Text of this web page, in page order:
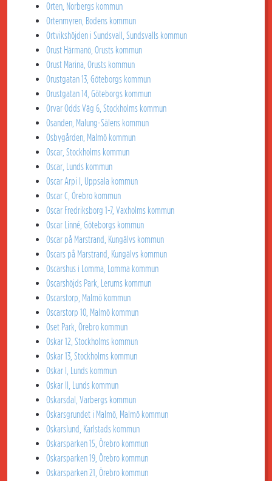
Orten, Norbergs kommun
Ortenmyren, Bodens kommun
Ortvikshöjden i Sundsvall, Sundsvalls kommun
Orust Härmanö, Orusts kommun
Orust Marina, Orusts kommun
Orustgatan 13, Göteborgs kommun
Orustgatan 14, Göteborgs kommun
Orvar Odds Väg 6, Stockholms kommun
Osanden, Malung-Sälens kommun
Osbygården, Malmö kommun
Oscar, Stockholms kommun
Oscar, Lunds kommun
Oscar Arpi I, Uppsala kommun
Oscar C, Örebro kommun
Oscar Fredriksborg 1-7, Vaxholms kommun
Oscar Linné, Göteborgs kommun
Oscar på Marstrand, Kungälvs kommun
Oscars på Marstrand, Kungälvs kommun
Oscarshus i Lomma, Lomma kommun
Oscarshöjds Park, Lerums kommun
Oscarstorp, Malmö kommun
Oscarstorp 10, Malmö kommun
Oset Park, Örebro kommun
Oskar 12, Stockholms kommun
Oskar 13, Stockholms kommun
Oskar I, Lunds kommun
Oskar II, Lunds kommun
Oskarsdal, Varbergs kommun
Oskarsgrundet i Malmö, Malmö kommun
Oskarslund, Karlstads kommun
Oskarsparken 15, Örebro kommun
Oskarsparken 19, Örebro kommun
Oskarsparken 21, Örebro kommun